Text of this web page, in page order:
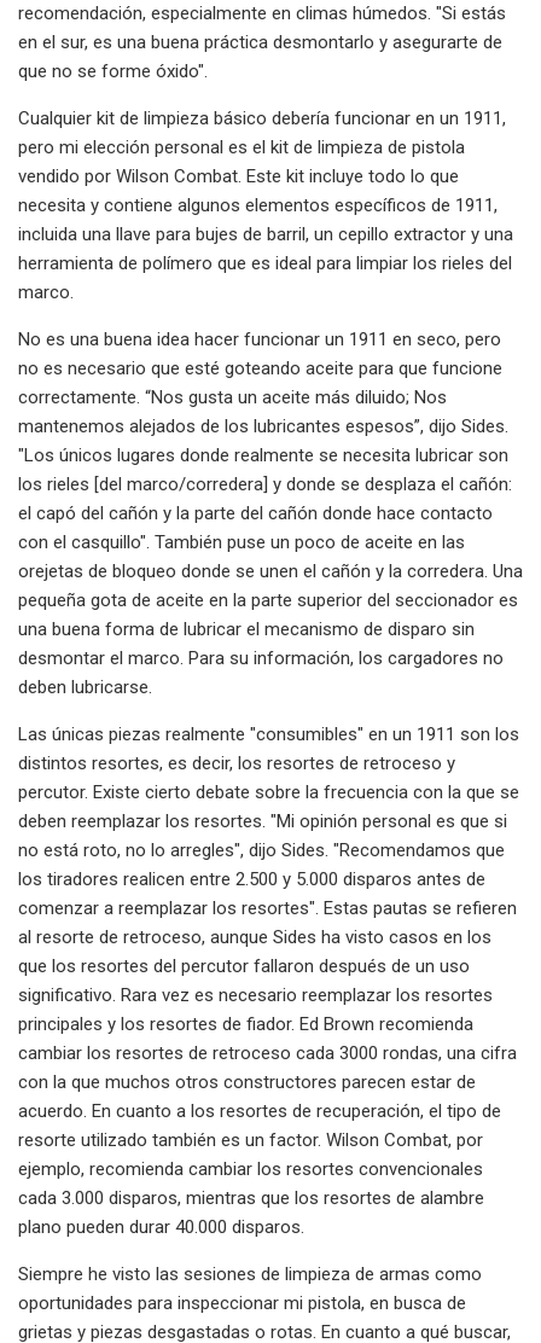
recomendación, especialmente en climas húmedos. "Si estás
en el sur, es una buena práctica desmontarlo y asegurarte de
que no se forme óxido".
Cualquier kit de limpieza básico debería funcionar en un 1911,
pero mi elección personal es el kit de limpieza de pistola
vendido por Wilson Combat. Este kit incluye todo lo que
necesita y contiene algunos elementos específicos de 1911,
incluida una llave para bujes de barril, un cepillo extractor y una
herramienta de polímero que es ideal para limpiar los rieles del
marco.
No es una buena idea hacer funcionar un 1911 en seco, pero
no es necesario que esté goteando aceite para que funcione
correctamente. “Nos gusta un aceite más diluido; Nos
mantenemos alejados de los lubricantes espesos”, dijo Sides.
"Los únicos lugares donde realmente se necesita lubricar son
los rieles [del marco/corredera] y donde se desplaza el cañón:
el capó del cañón y la parte del cañón donde hace contacto
con el casquillo". También puse un poco de aceite en las
orejetas de bloqueo donde se unen el cañón y la corredera. Una
pequeña gota de aceite en la parte superior del seccionador es
una buena forma de lubricar el mecanismo de disparo sin
desmontar el marco. Para su información, los cargadores no
deben lubricarse.
Las únicas piezas realmente "consumibles" en un 1911 son los
distintos resortes, es decir, los resortes de retroceso y
percutor. Existe cierto debate sobre la frecuencia con la que se
deben reemplazar los resortes. "Mi opinión personal es que si
no está roto, no lo arregles", dijo Sides. "Recomendamos que
los tiradores realicen entre 2.500 y 5.000 disparos antes de
comenzar a reemplazar los resortes". Estas pautas se refieren
al resorte de retroceso, aunque Sides ha visto casos en los
que los resortes del percutor fallaron después de un uso
significativo. Rara vez es necesario reemplazar los resortes
principales y los resortes de fiador. Ed Brown recomienda
cambiar los resortes de retroceso cada 3000 rondas, una cifra
con la que muchos otros constructores parecen estar de
acuerdo. En cuanto a los resortes de recuperación, el tipo de
resorte utilizado también es un factor. Wilson Combat, por
ejemplo, recomienda cambiar los resortes convencionales
cada 3.000 disparos, mientras que los resortes de alambre
plano pueden durar 40.000 disparos.
Siempre he visto las sesiones de limpieza de armas como
oportunidades para inspeccionar mi pistola, en busca de
grietas y piezas desgastadas o rotas. En cuanto a qué buscar,